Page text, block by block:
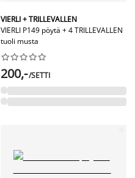
VIERLI + TRILLEVALLEN
VIERLI P149 pöytä + 4 TRILLEVALLEN
tuoli musta






200,-/SETTI